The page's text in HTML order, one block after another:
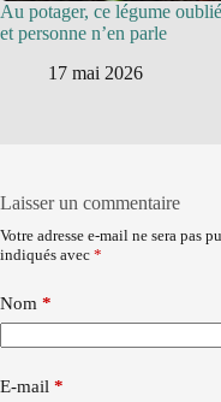
Au potager, ce légume
et personne n’en parle
17 mai 2026
Laisser un commentaire
Votre adresse e-mail ne sera pas
indiqués avec *
Nom *
E-mail *